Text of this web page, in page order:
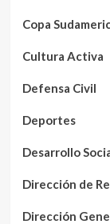
Copa
Cultura Activa
Defensa Civil
Deportes
Desarrollo
Dirección de
Dirección